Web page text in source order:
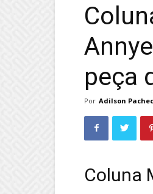
peça
Por Adilson
Coluna